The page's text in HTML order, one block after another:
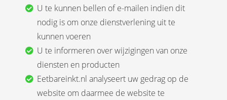
U te kunnen bellen of e-mailen indien dit
nodig is om onze dienstverlening uit te
kunnen voeren
U te informeren over wijzigingen van onze
diensten en producten
Eetbareinkt.nl analyseert uw gedrag op de
website om daarmee de website te